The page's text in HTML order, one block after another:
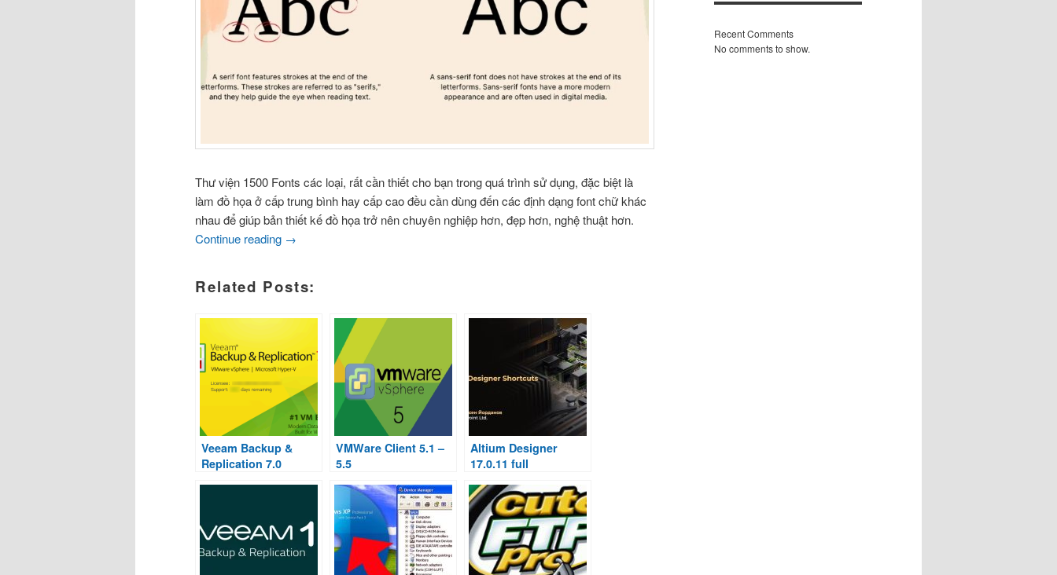
Thư viện 1500 Fonts các loại, rất cần thiết cho bạn trong quá trình sử dụng, đặc biệt là
làm đồ họa ở cấp trung bình hay cấp cao đều cần dùng đến các định dạng font chữ khác
nhau để giúp bản thiết kế đồ họa trở nên chuyên nghiệp hơn, đẹp hơn, nghệ thuật hơn.
Continue reading →
Related Posts:
Veeam Backup &
Replication 7.0
VMWare Client 5.1 –
5.5
Altium Designer
17.0.11 full
Recent Comments
No comments to show.